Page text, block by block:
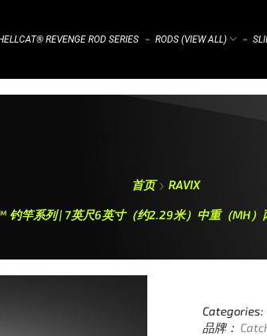
REVENGE ROD SERIES ⌁ RODS (VIEW ALL) ⌁
首页 RAVIX
钓竿系列 | 7英尺6英寸（约2.29米）中重（MH）
Categories:
品牌：